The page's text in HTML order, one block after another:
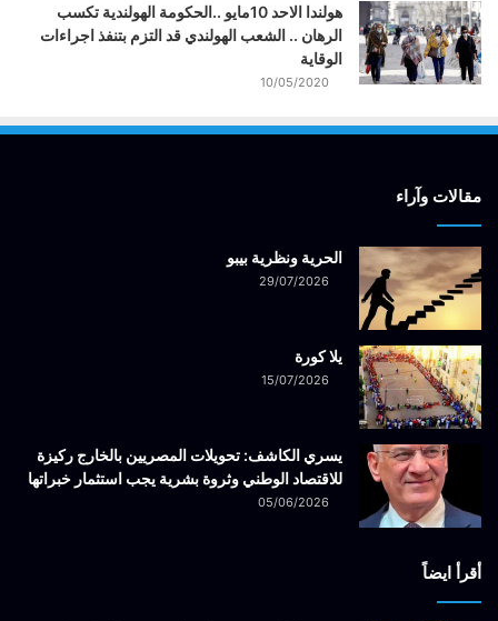
هولندا الاحد 10مايو ..الحكومة الهولندية تكسب
الرهان .. الشعب الهولندي قد التزم بتنفذ اجراءات
الوقاية
10/05/2020
مقالات وآراء
الحرية ونظرية بيبو
29/07/2026
يلا كورة
15/07/2026
يسري الكاشف: تحويلات المصريين بالخارج ركيزة
للاقتصاد الوطني وثروة بشرية يجب استثمار خبراتها
05/06/2026
أقرأ ايضاً